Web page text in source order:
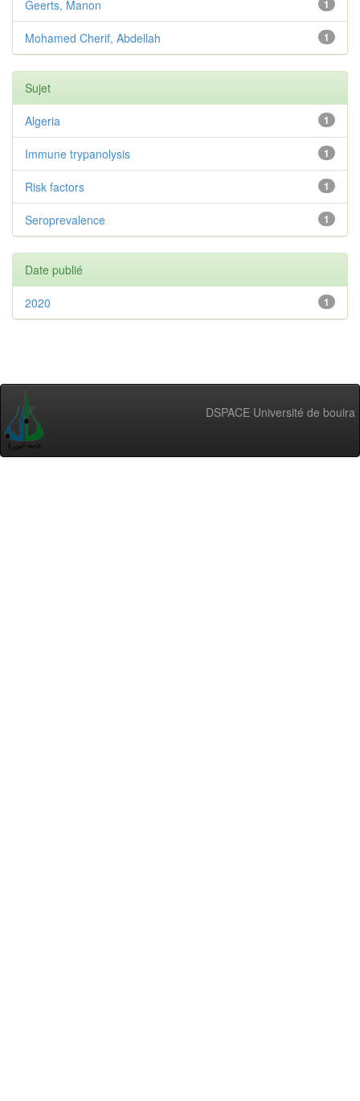
1
Geerts, Manon
1
Mohamed Cherif, Abdellah
Sujet
1
Algeria
1
Immune trypanolysis
1
Risk factors
1
Seroprevalence
Date publié
1
2020
DSPACE Université de bouira